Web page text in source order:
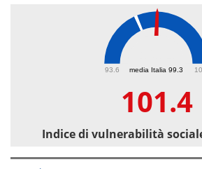
media Italia 99.3
93.6
101.4
Indice di vulnerabilità